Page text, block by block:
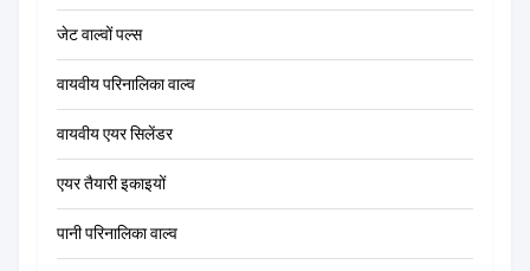
जेट वाल्वों पल्स
वायवीय परिनालिका वाल्व
वायवीय एयर सिलेंडर
एयर तैयारी इकाइयों
पानी परिनालिका वाल्व